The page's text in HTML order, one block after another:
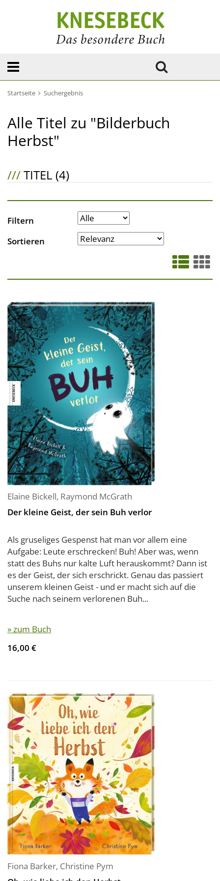
Startseite Suchergebnis
Alle Titel zu "Bilderbuch
Herbst"
///TITEL (4)
Filtern
Sortieren
Elaine Bickell, Raymond McGrath
Der kleine Geist, der sein Buh verlor
Als gruseliges Gespenst hat man vor allem eine
Aufgabe: Leute erschrecken! Buh! Aber was, wenn
statt des Buhs nur kalte Luft herauskommt? Dann ist
es der Geist, der sich erschrickt. Genau das passiert
unserem kleinen Geist - und er macht sich auf die
Suche nach seinem verlorenen Buh...
» zum Buch
16,00 €
Fiona Barker, Christine Pym